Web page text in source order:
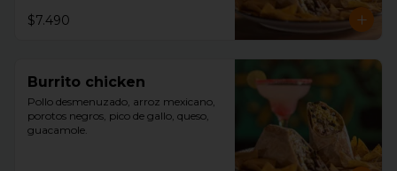
$7.490
Burrito chicken
Pollo desmenuzado, arroz mexicano,
porotos negros, pico de gallo, queso,
guacamole.